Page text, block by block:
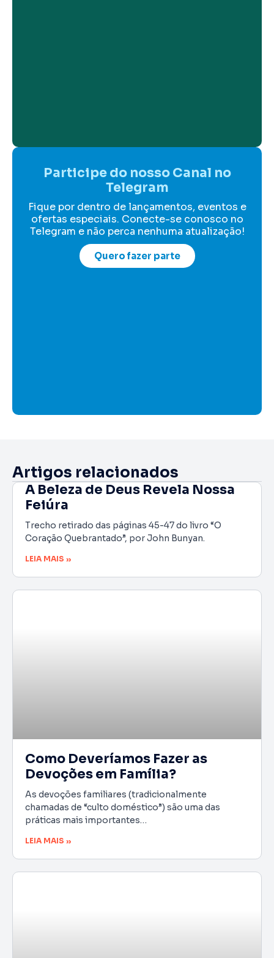
Participe do nosso Canal no
Telegram
Fique por dentro de lançamentos, eventos e
ofertas especiais. Conecte-se conosco no
Telegram e não perca nenhuma atualização!
Quero fazer parte
Artigos relacionados
A Beleza de Deus Revela Nossa
Feiúra
Trecho retirado das páginas 45-47 do livro “O
Coração Quebrantado”, por John Bunyan.
LEIA MAIS »
Como Deveríamos Fazer as
Devoções em Família?
As devoções familiares (tradicionalmente
chamadas de “culto doméstico”) são uma das
práticas mais importantes…
LEIA MAIS »